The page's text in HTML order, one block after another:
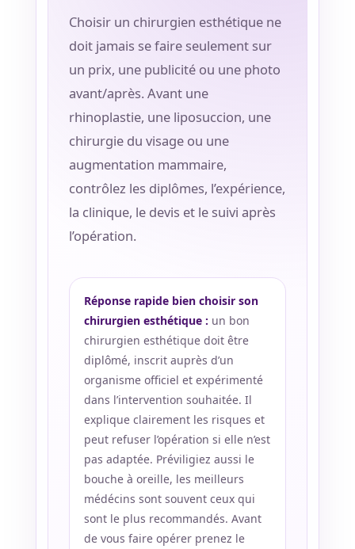
Tarifs
Nos
chirurgies
Obésité
Nos
FAQ
Services
Nos
cliniques
Nos
articles
Après
Choisir un chirurgien esthétique ne
doit jamais se faire seulement sur
un prix, une publicité ou une photo
avant/après. Avant une
rhinoplastie, une liposuccion, une
chirurgie du visage ou une
augmentation mammaire,
contrôlez les diplômes, l’expérience,
la clinique, le devis et le suivi après
l’opération.
Réponse rapide bien choisir son
chirurgien esthétique : un bon
chirurgien esthétique doit être
diplômé, inscrit auprès d’un
organisme officiel et expérimenté
dans l’intervention souhaitée. Il
explique clairement les risques et
peut refuser l’opération si elle n’est
pas adaptée. Préviligiez aussi le
bouche à oreille, les meilleurs
médécins sont souvent ceux qui
sont le plus recommandés. Avant
de vous faire opérer prenez le